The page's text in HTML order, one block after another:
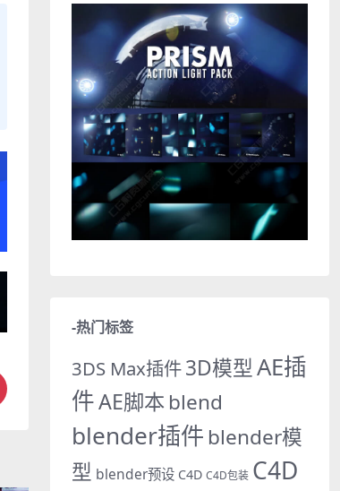
-热门标签
3DS Max插件3D模型AE插
件AE脚本 blend
blender插件 blender模
型 blender预设 C4D C4D包装 C4D